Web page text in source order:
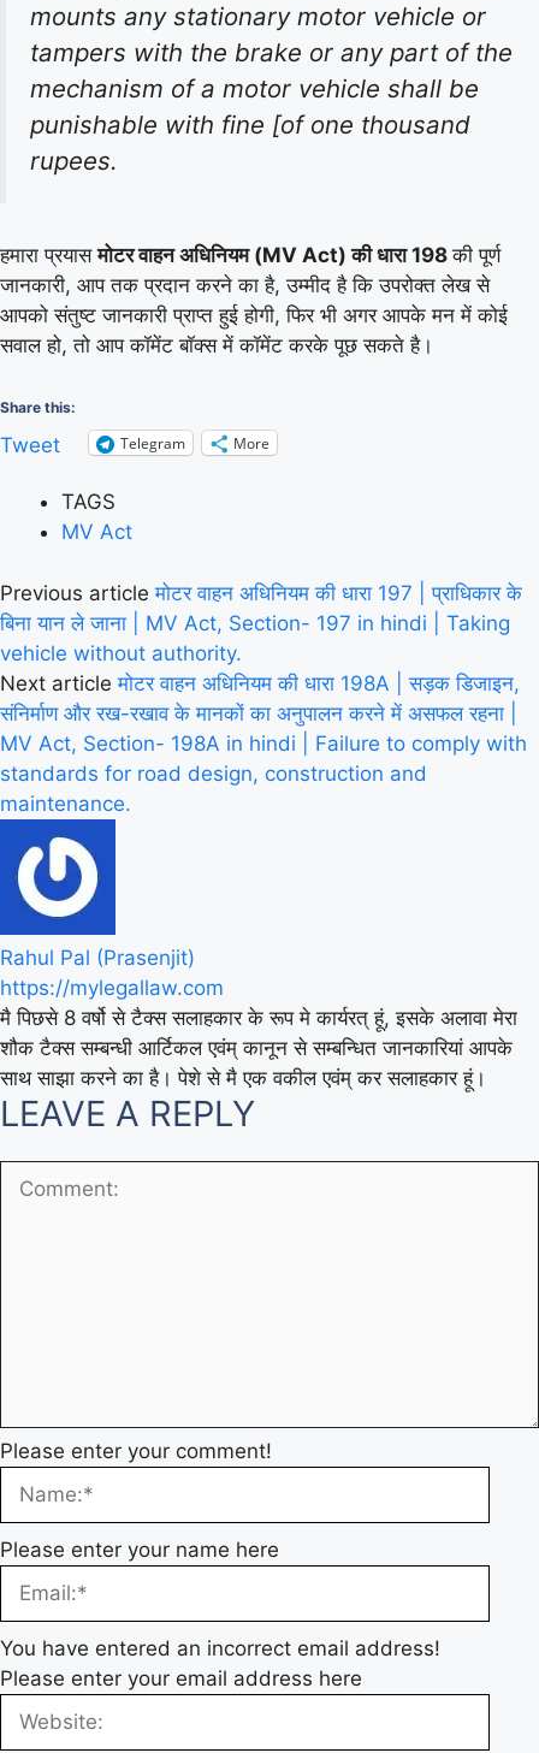
mounts any stationary motor vehicle or
tampers with the brake or any part of the
mechanism of a motor vehicle shall be
punishable with fine [of one thousand
rupees.
हमारा प्रयासमोटर वाहन अधिनियम (MV Act) की धारा 198की पूर्ण
जानकारी, आप तक प्रदान करने का है, उम्मीद है कि उपरोक्त लेख से
आपको संतुष्ट जानकारी प्राप्त हुई होगी, फिर भी अगर आपके मन में कोई
सवाल हो, तो आप कॉमेंट बॉक्स में कॉमेंट करके पूछ सकते है।
Share this:
Tweet Telegram More
TAGS
MV Act
Previous article मोटर वाहन अधिनियम की धारा 197 | प्राधिकार के
बिना यान ले जाना | MV Act, Section- 197 in hindi | Taking
vehicle without authority.
Next article मोटर वाहन अधिनियम की धारा 198A | सड़क डिजाइन,
संनिर्माण और रख-रखाव के मानकों का अनुपालन करने में असफल रहना |
MV Act, Section- 198A in hindi | Failure to comply with
standards for road design, construction and
maintenance.
Rahul Pal (Prasenjit)
https://mylegallaw.com
मै पिछसे 8 वर्षो से टैक्स सलाहकार के रूप मे कार्यरत् हूं, इसके अलावा मेरा
शौक टैक्स सम्बन्धी आर्टिकल एवंम् कानून से सम्बन्धित जानकारियां आपके
साथ साझा करने का है। पेशे से मै एक वकील एवंम् कर सलाहकार हूं।
LEAVE A REPLY
Please enter your comment!
Please enter your name here
You have entered an incorrect email address!
Please enter your email address here